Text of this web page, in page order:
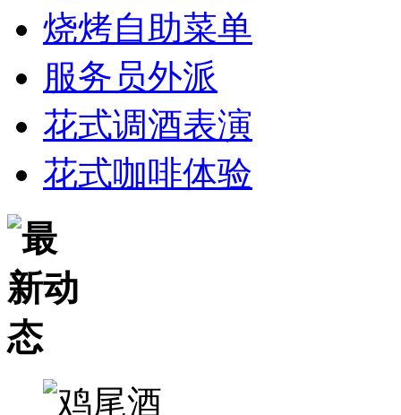
烧烤自助菜单
服务员外派
花式调酒表演
花式咖啡体验